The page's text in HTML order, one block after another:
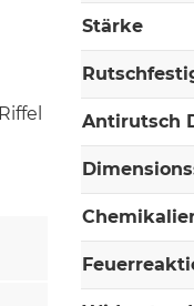
Stärke
Antirutsch